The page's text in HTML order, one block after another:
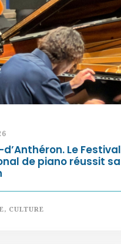
d’Anthéron. Le Festival
de piano réussit sa
, CULTURE